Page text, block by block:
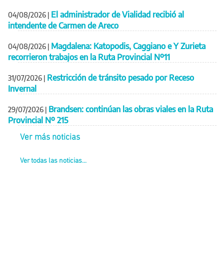
04/08/2026 | El administrador de Vialidad recibió al
intendente de Carmen de Areco
04/08/2026 | Magdalena: Katopodis, Caggiano e Y Zurieta
recorrieron trabajos en la Ruta Provincial Nº11
31/07/2026 | Restricción de tránsito pesado por Receso
Invernal
29/07/2026 | Brandsen: continúan las obras viales en la Ruta
Provincial Nº 215
Ver más noticias
Ver todas las noticias...